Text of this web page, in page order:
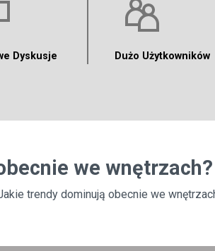
Dyskusje Dużo Użytkowników
we wnętrzach?
trendy dominują obecnie we